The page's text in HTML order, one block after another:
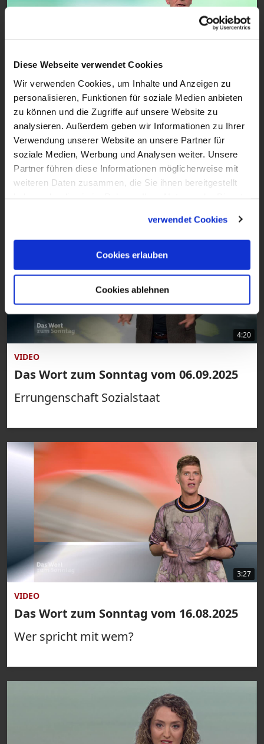
Diese Webseite verwendet Cookies
Wir verwenden Cookies, um Inhalte und Anzeigen zu
personalisieren, Funktionen für soziale Medien anbieten
zu können und die Zugriffe auf unsere Website zu
analysieren. Außerdem geben wir Informationen zu Ihrer
Verwendung unserer Website an unsere Partner für
soziale Medien, Werbung und Analysen weiter. Unsere
Partner führen diese Informationen möglicherweise mit
weiteren Daten zusammen, die Sie ihnen bereitgestellt
verwendet Cookies
Cookies erlauben
Cookies ablehnen
4:06
VIDEO
Das Wort zum Sonntag vom 27.09.2025
Wovon lebt der Mensch? – Menschlichkeit
4:20
VIDEO
Das Wort zum Sonntag vom 06.09.2025
Errungenschaft Sozialstaat
3:27
VIDEO
Das Wort zum Sonntag vom 16.08.2025
Wer spricht mit wem?